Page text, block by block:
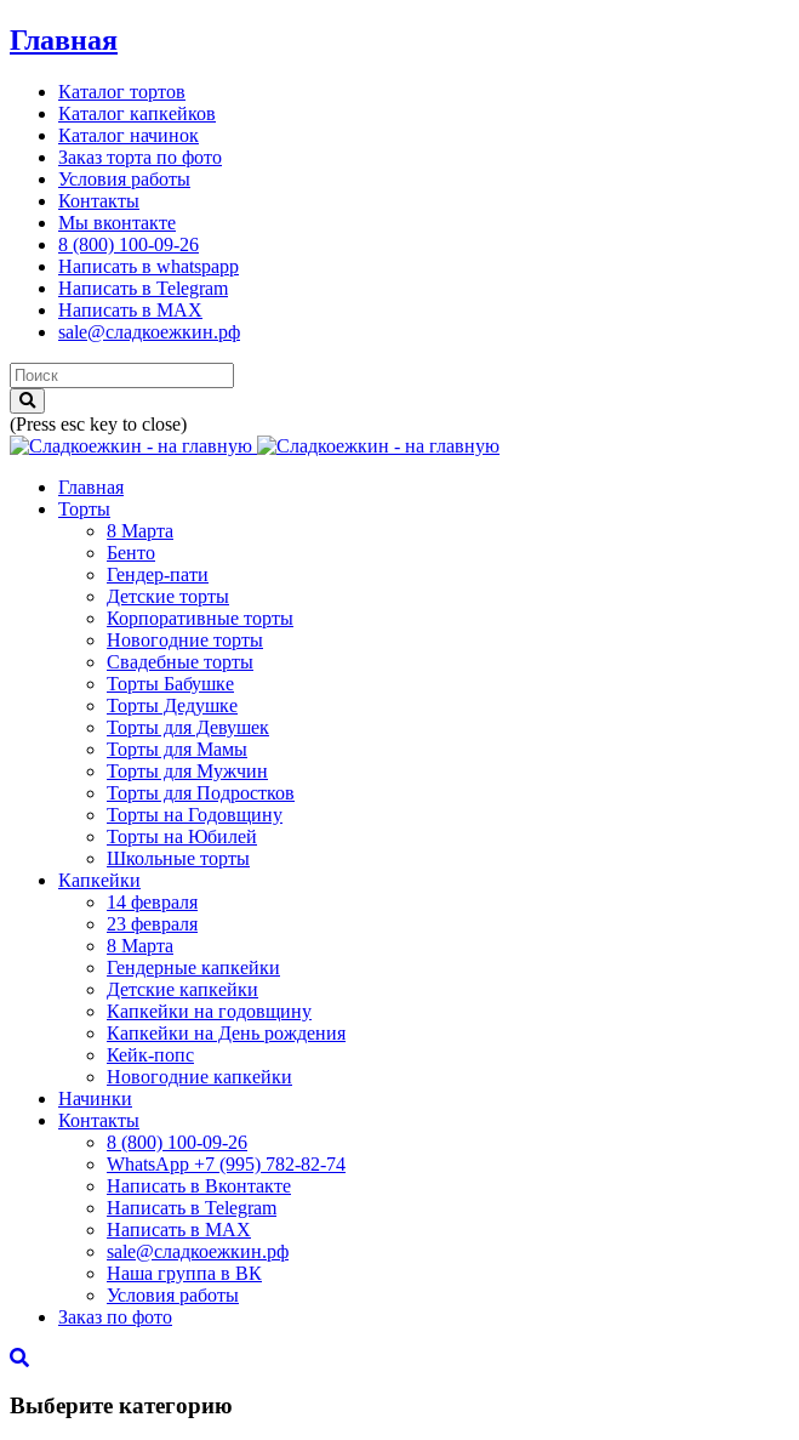
Главная
Каталог тортов
Каталог капкейков
Каталог начинок
Заказ торта по фото
Условия работы
Контакты
Мы вконтакте
8 (800) 100-09-26
Написать в whatspapp
Написать в Telegram
Написать в MAX
sale@сладкоежкин.рф
(Press esc key to close)
Главная
Торты
8 Марта
Бенто
Гендер-пати
Детские торты
Корпоративные торты
Новогодние торты
Свадебные торты
Торты Бабушке
Торты Дедушке
Торты для Девушек
Торты для Мамы
Торты для Мужчин
Торты для Подростков
Торты на Годовщину
Торты на Юбилей
Школьные торты
Капкейки
14 февраля
23 февраля
8 Марта
Гендерные капкейки
Детские капкейки
Капкейки на годовщину
Капкейки на День рождения
Кейк-попс
Новогодние капкейки
Начинки
Контакты
8 (800) 100-09-26
WhatsApp +7 (995) 782-82-74
Написать в Вконтакте
Написать в Telegram
Написать в MAX
sale@сладкоежкин.рф
Наша группа в ВК
Условия работы
Заказ по фото
Выберите категорию